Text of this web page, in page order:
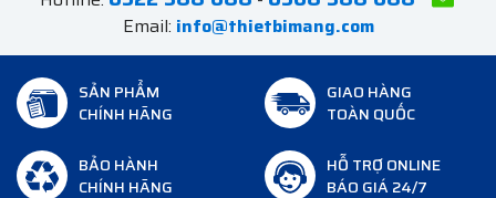
Email: info@thietbimang.com
SẢN PHẨM
CHÍNH HÃNG
GIAO HÀNG
TOÀN QUỐC
BẢO HÀNH
CHÍNH HÃNG
HỖ TRỢ ONLINE
BÁO GIÁ 24/7